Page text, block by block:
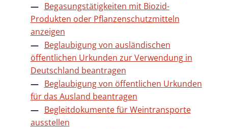
Begasungstätigkeiten mit Biozid-
Produkten oder Pflanzenschutzmitteln
anzeigen
Beglaubigung von ausländischen
öffentlichen Urkunden zur Verwendung in
Deutschland beantragen
Beglaubigung von öffentlichen Urkunden
für das Ausland beantragen
Begleitdokumente für Weintransporte
ausstellen